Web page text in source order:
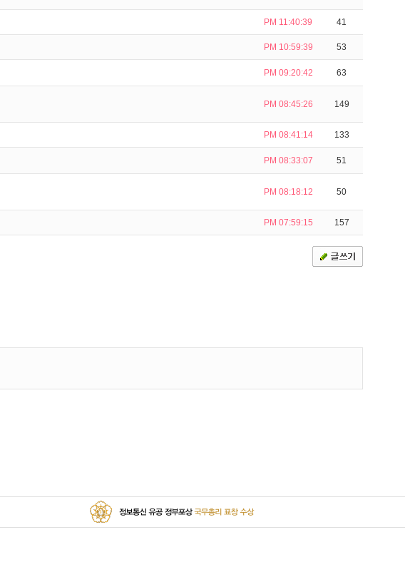
PM 11:40:39 41
PM 10:59:39 53
PM 09:20:42 63
PM 08:45:26 149
PM 08:41:14 133
PM 08:33:07 51
PM 08:18:12 50
PM 07:59:15 157